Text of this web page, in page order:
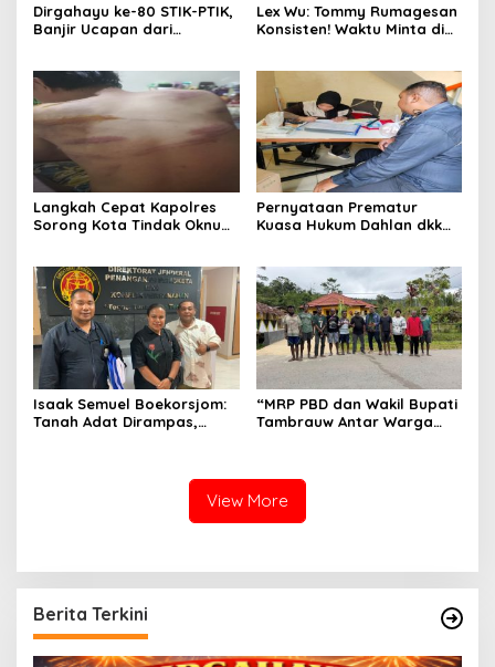
Dirgahayu ke-80 STIK-PTIK,
Banjir Ucapan dari
Lex Wu: Tommy Rumagesan
Konsisten! Waktu Minta di
Juga pakai Kaos Kuning.
Langkah Cepat Kapolres
Sorong Kota Tindak Oknum
Anak
Pernyataan Prematur
Kuasa Hukum Dahlan dkk
Boekorsjom Belum
Dipublikasikan
Isaak Semuel Boekorsjom:
Tanah Adat Dirampas,
“MRP PBD dan Wakil Bupati
Tambrauw Antar Warga
View More
Berita Terkini